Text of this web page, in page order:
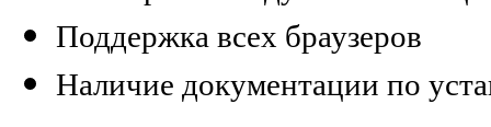
Поддержка всех браузеров
Наличие документации по